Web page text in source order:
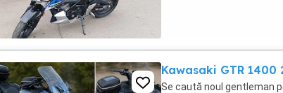
Kawasaki GTR 1400
Se caută noul gentleman